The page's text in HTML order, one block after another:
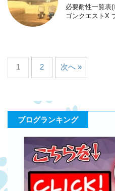
必要耐性一覧表
ゴンクエストX
1 2 次へ »
ブログランキング